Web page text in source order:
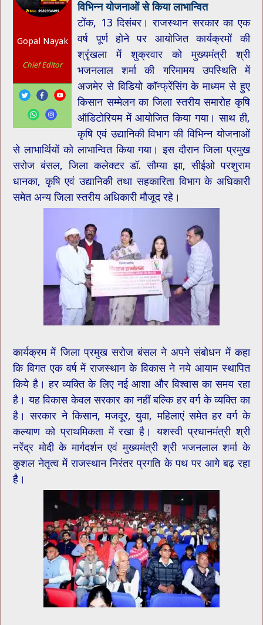
Gopal Nayak
Chief Editor
विभिन्न योजनाओं से किया लाभान्वित
टोंक, 13 दिसंबर। राजस्थान सरकार का एक
वर्ष पूर्ण होने पर आयोजित कार्यक्रमों की
श्रृंखला में शुक्रवार को मुख्यमंत्री श्री
भजनलाल शर्मा की गरिमामय उपस्थिति में
अजमेर से विडियो कॉन्फ्रेंसिंग के माध्यम से हुए
किसान सम्मेलन का जिला स्तरीय समारोह कृषि
ऑडिटोरियम में आयोजित किया गया। साथ ही,
कृषि एवं उद्यानिकी विभाग की विभिन्न योजनाओं
से लाभार्थियों को लाभान्वित किया गया। इस दौरान जिला प्रमुख
सरोज बंसल, जिला कलेक्टर डॉ. सौम्या झा, सीईओ परशुराम
धानका, कृषि एवं उद्यानिकी तथा सहकारिता विभाग के अधिकारी
समेत अन्य जिला स्तरीय अधिकारी मौजूद रहे।
कार्यक्रम में जिला प्रमुख सरोज बंसल ने अपने संबोधन में कहा
कि विगत एक वर्ष में राजस्थान के विकास ने नये आयाम स्थापित
किये है। हर व्यक्ति के लिए नई आशा और विश्वास का समय रहा
है। यह विकास केवल सरकार का नहीं बल्कि हर वर्ग के व्यक्ति का
है। सरकार ने किसान, मजदूर, युवा, महिलाएं समेत हर वर्ग के
कल्याण को प्राथमिकता में रखा है। यशस्वी प्रधानमंत्री श्री
नरेंद्र मोदी के मार्गदर्शन एवं मुख्यमंत्री श्री भजनलाल शर्मा के
कुशल नेतृत्व में राजस्थान निरंतर प्रगति के पथ पर आगे बढ़ रहा
है।